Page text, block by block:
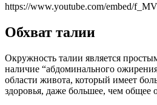
https://www.youtube.com/embed/
Обхват талии
Окружность талии является
наличие “абдоминального
области живота, который имеет
здоровья, даже большее, чем общее